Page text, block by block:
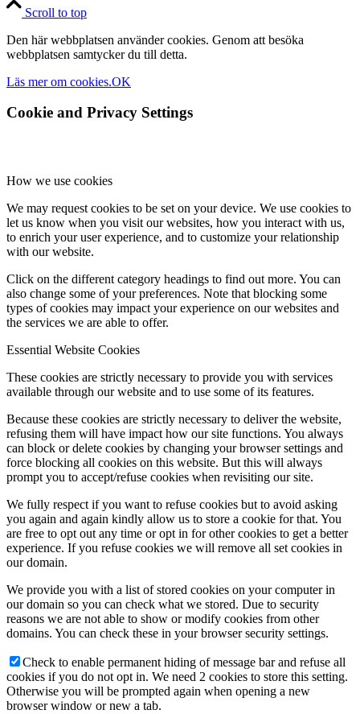
Scroll to top
Den här webbplatsen använder cookies. Genom att besöka
webbplatsen samtycker du till detta.
Läs mer om cookies.OK
Cookie and Privacy Settings
How we use cookies
We may request cookies to be set on your device. We use cookies to
let us know when you visit our websites, how you interact with us,
to enrich your user experience, and to customize your relationship
with our website.
Click on the different category headings to find out more. You can
also change some of your preferences. Note that blocking some
types of cookies may impact your experience on our websites and
the services we are able to offer.
Essential Website Cookies
These cookies are strictly necessary to provide you with services
available through our website and to use some of its features.
Because these cookies are strictly necessary to deliver the website,
refusing them will have impact how our site functions. You always
can block or delete cookies by changing your browser settings and
force blocking all cookies on this website. But this will always
prompt you to accept/refuse cookies when revisiting our site.
We fully respect if you want to refuse cookies but to avoid asking
you again and again kindly allow us to store a cookie for that. You
are free to opt out any time or opt in for other cookies to get a better
experience. If you refuse cookies we will remove all set cookies in
our domain.
We provide you with a list of stored cookies on your computer in
our domain so you can check what we stored. Due to security
reasons we are not able to show or modify cookies from other
domains. You can check these in your browser security settings.
Check to enable permanent hiding of message bar and refuse all
cookies if you do not opt in. We need 2 cookies to store this setting.
Otherwise you will be prompted again when opening a new
browser window or new a tab.